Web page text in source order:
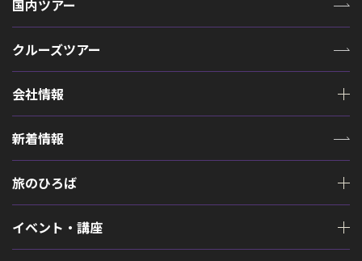
国内ツアー
クルーズツアー
会社情報
新着情報
旅のひろば
イベント・講座